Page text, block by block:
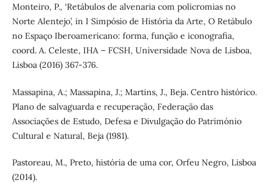
Monteiro, P., ‘Retábulos de alvenaria com policromias no
Norte Alentejo’, in I Simpósio de História da Arte, O Retábulo
no Espaço Iberoamericano: forma, função e iconografia,
coord. A. Celeste, IHA – FCSH, Universidade Nova de Lisboa,
Lisboa (2016) 367-376.
Massapina, A.; Massapina, J.; Martins, J., Beja. Centro histórico.
Plano de salvaguarda e recuperação, Federação das
Associações de Estudo, Defesa e Divulgação do Património
Cultural e Natural, Beja (1981).
Pastoreau, M., Preto, história de uma cor, Orfeu Negro, Lisboa
(2014).